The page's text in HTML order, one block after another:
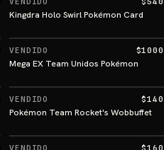
Kingdra Holo Swirl Pokémon Card
VENDIDO $1000
Mega EX Team Unidos Pokémon
VENDIDO $140
Pokémon Team Rocket's Wobbuffet
VENDIDO $160